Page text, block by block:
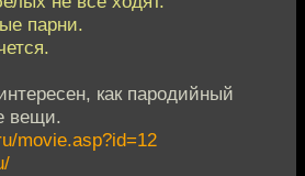
парни.
как пародийный
вещи.
movie.asp?id=12